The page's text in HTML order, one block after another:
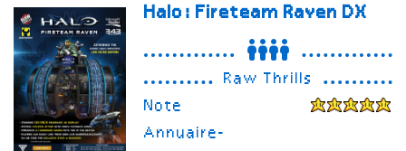
Halo: Fireteam RavenDX
Raw Thrills
Note
Annuaire-